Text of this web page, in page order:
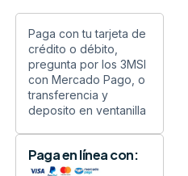
Paga con tu tarjeta de
crédito o débito,
pregunta por los 3MSI
con Mercado Pago, o
transferencia y
deposito en ventanilla
Paga en línea con: